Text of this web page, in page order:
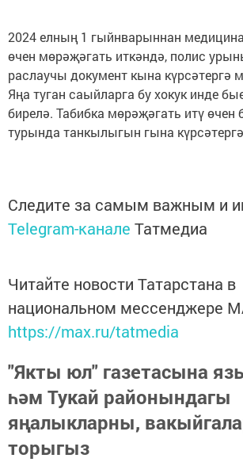
2024 елның 1 гыйнварыннан
өчен мөрәҗәгать иткәндә, полис
раслаучы документ кына күрсәтергә
Яңа туган саыйларга бу хокук инде
бирелә. Табибка мөрәҗәгать итү өчен
турында танкылыгын гына
Следите за самым важным и
Telegram-канале Татмедиа
Читайте новости Татарстана в
национальном мессенджере
https://max.ru/tatmedia
"Якты юл" газетасына
һәм Тукай районындагы
яңалыкларны,
торыгыз